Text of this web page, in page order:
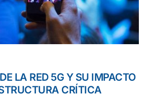
LA RED 5G Y SU IMPACTO
CRÍTICA